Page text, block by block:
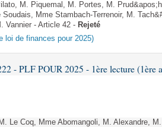
M. Piquemal, M. Portes, M.
Soudais, Mme Stambach-Terrenoir, M.
Vannier - Article 42 - Rejeté
loi de finances pour 2025)
- PLF POUR 2025 - 1ère lecture (1ère
Le Coq, Mme Abomangoli, M. Alexandre,